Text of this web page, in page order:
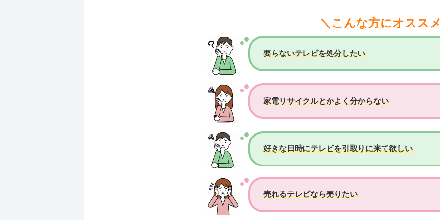
＼こんな方にオスス
要らないテレビを処分したい
家電リサイクルとかよく分からない
好きな日時にテレビを引取りに来て欲しい
売れるテレビなら売りたい